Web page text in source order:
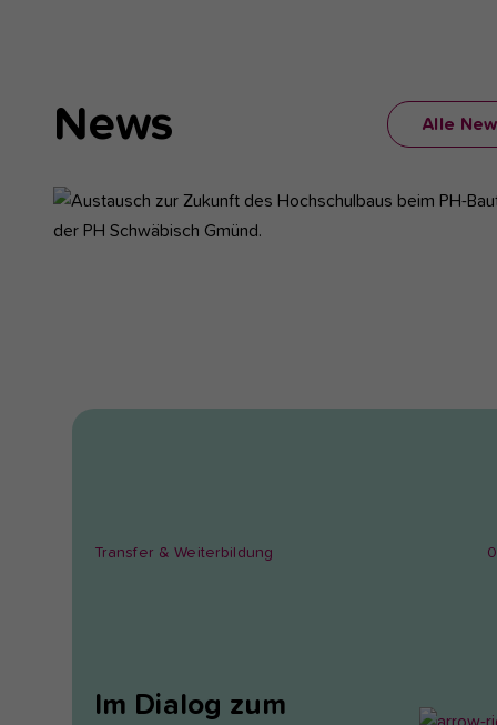
News Alle
Transfer & Weiterbildung
Im Dialog zum